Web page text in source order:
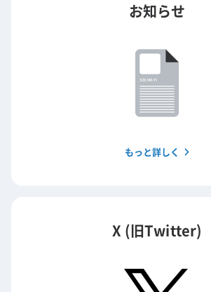
お知らせ
もっと詳しく
X (旧Twitter)